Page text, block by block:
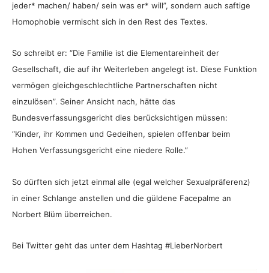
jeder* machen/ haben/ sein was er* will”, sondern auch saftige
Homophobie vermischt sich in den Rest des Textes.
So schreibt er: “Die Familie ist die Elementareinheit der
Gesellschaft, die auf ihr Weiterleben angelegt ist. Diese Funktion
vermögen gleichgeschlechtliche Partnerschaften nicht
einzulösen”. Seiner Ansicht nach, hätte das
Bundesverfassungsgericht dies berücksichtigen müssen:
“Kinder, ihr Kommen und Gedeihen, spielen offenbar beim
Hohen Verfassungsgericht eine niedere Rolle.”
So dürften sich jetzt einmal alle (egal welcher Sexualpräferenz)
in einer Schlange anstellen und die güldene Facepalme an
Norbert Blüm überreichen.
Bei Twitter geht das unter dem Hashtag #LieberNorbert